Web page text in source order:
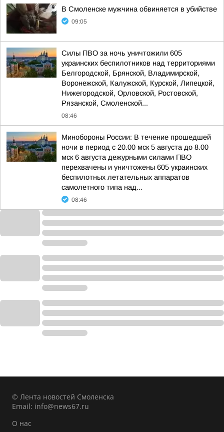
В Смоленске мужчина обвиняется в убийстве
09:05
Силы ПВО за ночь уничтожили 605
украинских беспилотников над территориями
Белгородской, Брянской, Владимирской,
Воронежской, Калужской, Курской, Липецкой,
Нижегородской, Орловской, Ростовской,
Рязанской, Смоленской...
08:46
Минобороны России: В течение прошедшей
ночи в период с 20.00 мск 5 августа до 8.00
мск 6 августа дежурными силами ПВО
перехвачены и уничтожены 605 украинских
беспилотных летательных аппаратов
самолетного типа над...
08:46
© Лента новостей Смоленска
Email: info@news67.ru
О нас